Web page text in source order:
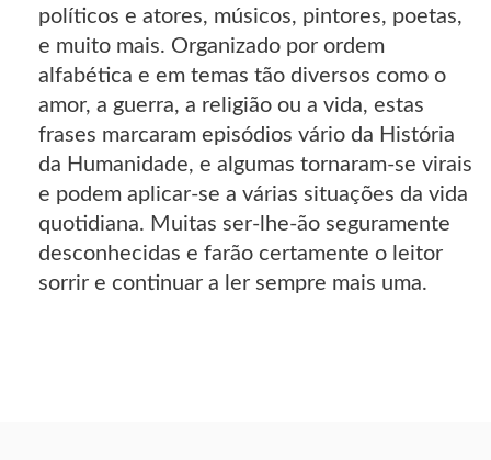
políticos e atores, músicos, pintores, poetas,
e muito mais. Organizado por ordem
alfabética e em temas tão diversos como o
amor, a guerra, a religião ou a vida, estas
frases marcaram episódios vário da História
da Humanidade, e algumas tornaram-se virais
e podem aplicar-se a várias situações da vida
quotidiana. Muitas ser-lhe-ão seguramente
desconhecidas e farão certamente o leitor
sorrir e continuar a ler sempre mais uma.